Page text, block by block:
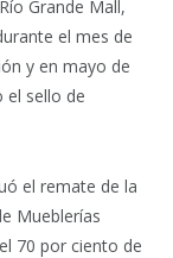
Grande Mall,
el mes de
y en mayo de
el sello de
el remate de la
Mueblerías
70 por ciento de